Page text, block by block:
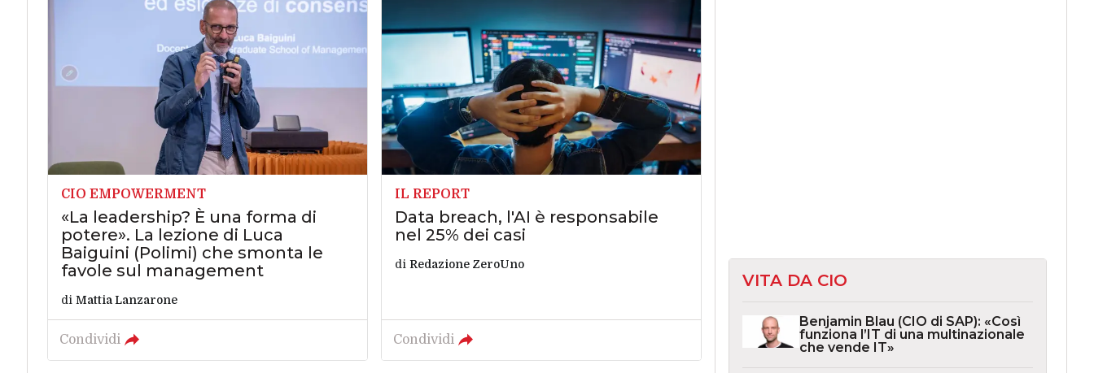
CIO EMPOWERMENT
«La leadership? È una forma di
potere». La lezione di Luca
Baiguini (Polimi) che smonta le
favole sul management
di Mattia Lanzarone
Condividi
IL REPORT
Data breach, l'AI è responsabile
nel 25% dei casi
di Redazione ZeroUno
Condividi
VITA DA CIO
Benjamin Blau (CIO di SAP): «Così
funziona l’IT di una multinazionale
che vende IT»